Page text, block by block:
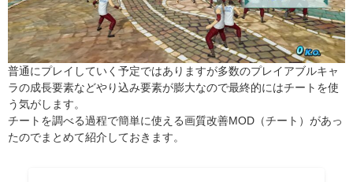
普通にプレイしていく予定ではありますが多数のプレイアブルキャ
ラの成長要素などやり込み要素が膨大なので最終的にはチートを使
う気がします。
チートを調べる過程で簡単に使える画質改善MOD（チート）があっ
たのでまとめて紹介しておきます。